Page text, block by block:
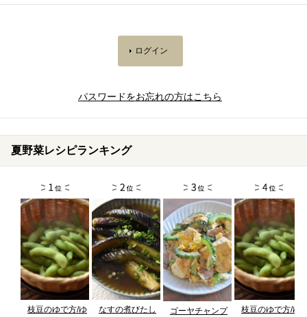
パスワードをお忘れの方はこちら
夏野菜レシピランキング
枝豆のゆで方/ゆ
なすの煮びたし
ゴーヤチャンプ
枝豆のゆで方/ゆ